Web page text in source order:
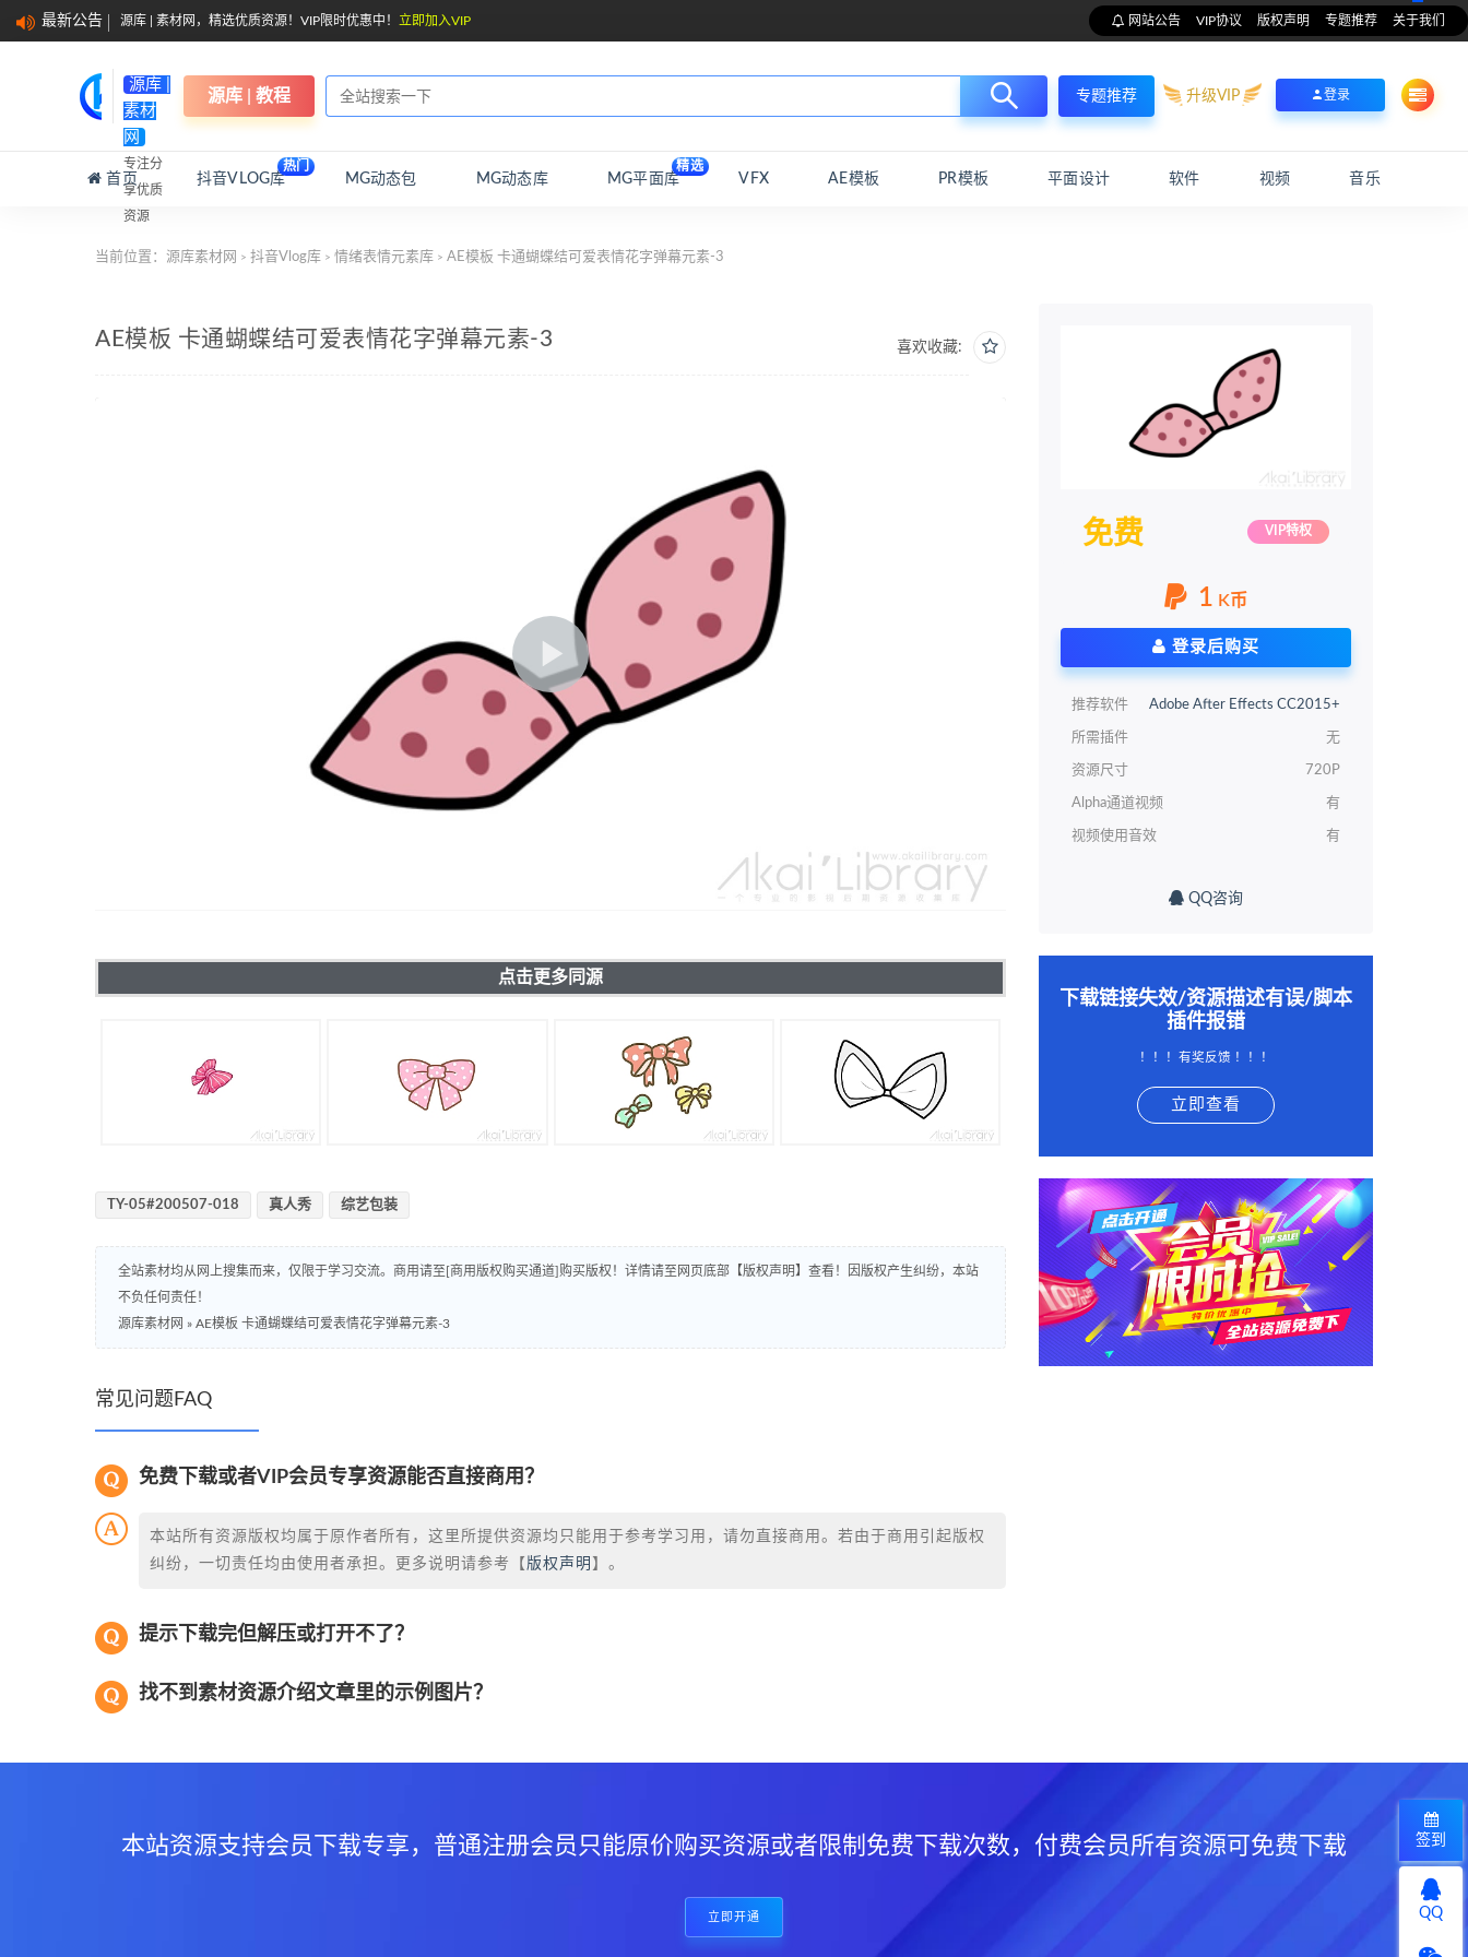
最新公告 源库 | 素材网，精选优质资源！VIP限时优惠中！ 立即加入VIP 网站公告 VIP协议 版权声明 专题推荐 关于我们
源库 |
素材
网
专注分
享优质
资源
源库 | 教程 专题推荐 升级VIP 登录
首页 抖音VLOG库
热门
MG动态包 MG动态库 MG平面库
精选
VFX AE模板 PR模板 平面设计 软件 视频 音乐
当前位置： 源库素材网 > 抖音Vlog库 > 情绪表情元素库 > AE模板 卡通蝴蝶结可爱表情花字弹幕元素-3
喜欢收藏:
AE模板 卡通蝴蝶结可爱表情花字弹幕元素-3
点击更多同源
TY-05#200507-018 真人秀 综艺包装
全站素材均从网上搜集而来，仅限于学习交流。商用请至[商用版权购买通道]购买版权！详情请至网页底部【版权声明】查看！因版权产生纠纷，本站
不负任何责任！
源库素材网 » AE模板 卡通蝴蝶结可爱表情花字弹幕元素-3
常见问题FAQ
免费下载或者VIP会员专享资源能否直接商用？
本站所有资源版权均属于原作者所有，这里所提供资源均只能用于参考学习用，请勿直接商用。若由于商用引起版权
纠纷，一切责任均由使用者承担。更多说明请参考【 版权声明 】。
提示下载完但解压或打开不了？
找不到素材资源介绍文章里的示例图片？
免费 VIP特权
1 K币
登录后购买
推荐软件 Adobe After Effects CC2015+
所需插件 无
资源尺寸 720P
Alpha通道视频 有
视频使用音效 有
QQ咨询
下载链接失效/资源描述有误/脚本
插件报错
！！！有奖反馈 ！！！
立即查看
本站资源支持会员下载专享，普通注册会员只能原价购买资源或者限制免费下载次数，付费会员所有资源可免费下载
立即开通
签到
QQ